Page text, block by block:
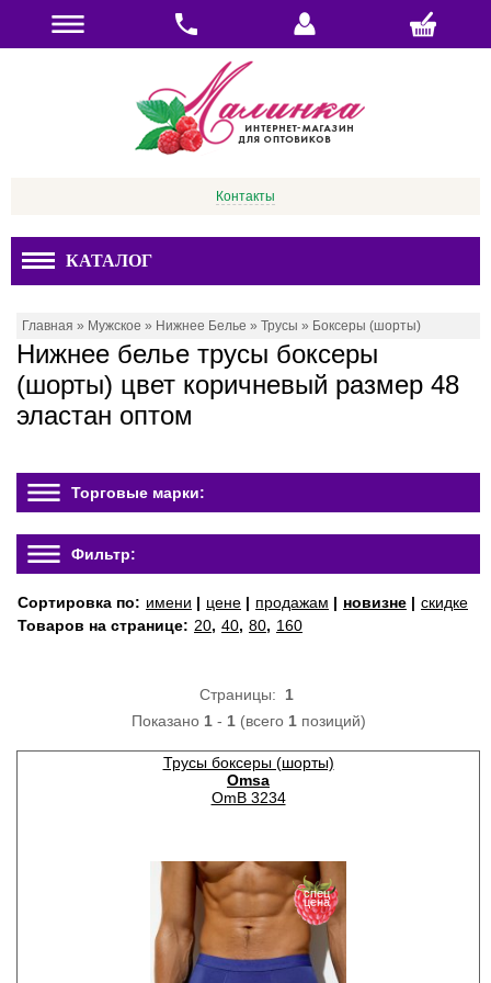
Контакты
КАТАЛОГ
Главная » Мужское » Нижнее Белье » Трусы » Боксеры (шорты)
Нижнее белье трусы боксеры
(шорты) цвет коричневый размер 48
эластан оптом
Торговые марки:
Фильтр:
Сортировка по: имени | цене | продажам | новизне | скидке
Товаров на странице: 20, 40, 80, 160
Страницы: 1
Показано 1- 1(всего 1позиций)
Трусы боксеры (шорты)
Omsa
OmB 3234
спец
цена